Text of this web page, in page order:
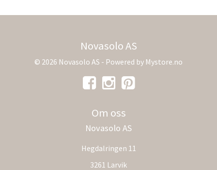
Novasolo AS
© 2026 Novasolo AS - Powered by Mystore.no
Om oss
Novasolo AS
Hegdalringen 11
3261 Larvik